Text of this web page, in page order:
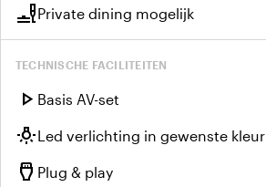
brunch_diningPrivate dining mogelijk
TECHNISCHE FACILITEITEN
play_arrow Basis AV-set
wb_incandescentLed verlichting in gewenste kleur
settings_input_hdmi Plug & play